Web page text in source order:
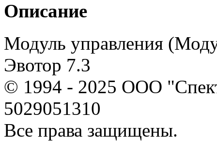
Описание
Модуль управления
Эвотор 7.3
© 1994 - 2025 ООО
5029051310
Все права защищены.